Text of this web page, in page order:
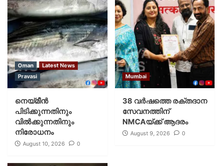
Oman
Latest News
Pravasi
നെയ്മീന്‍
പിടിക്കുന്നതിനും
വില്‍ക്കുന്നതിനും
നിരോധനം
August 10, 2026 0
Mumbai
38 വർഷത്തെ രക്തദാന
സേവനത്തിന്
NMCAയ്ക്ക് ആദരം
August 9, 2026 0